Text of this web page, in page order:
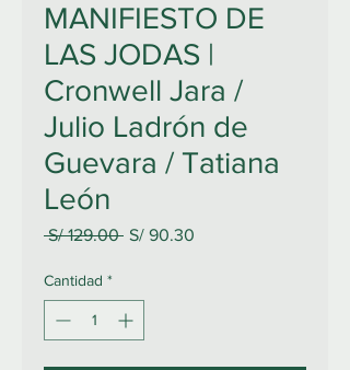
MANIFIESTO DE
LAS JODAS |
Cronwell Jara /
Julio Ladrón de
Guevara / Tatiana
León
S/ 129.00 Precio
S/ 90.30
Cantidad *